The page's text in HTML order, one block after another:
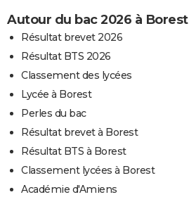
Autour du bac 2026 à Borest
Résultat brevet 2026
Résultat BTS 2026
Classement des lycées
Lycée à Borest
Perles du bac
Résultat brevet à Borest
Résultat BTS à Borest
Classement lycées à Borest
Académie d'Amiens